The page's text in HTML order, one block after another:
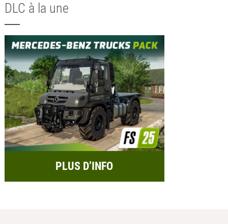
DLC à la une
PLUS D’INFO